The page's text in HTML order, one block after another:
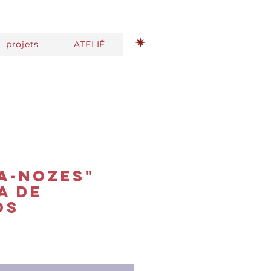
projets ATELIÊ
nozes"
de